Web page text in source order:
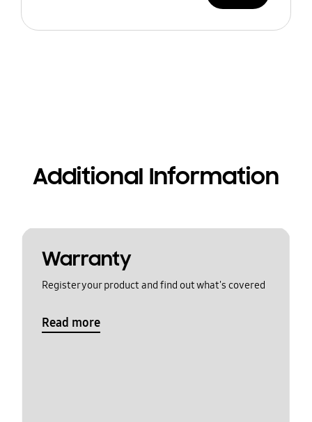
Additional Information
Warranty
Register your product and find out what's covered
Read more